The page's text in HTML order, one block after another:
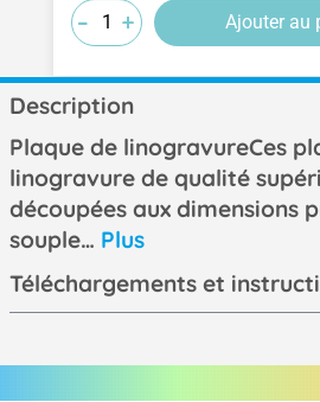
-
-
- +
+
+ Ajouter au
Description
Plaque de linogravureCes
linogravure de qualité
découpées aux dimensions
souple… Plus
Téléchargements et